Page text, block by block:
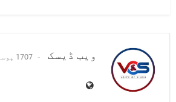
پہنچ گئ ہیں،عالمی
سونا مہنگا ہونے سے
بھی سونے کی قیمت میں
ویب ڈیسک 1707 پوسٹس